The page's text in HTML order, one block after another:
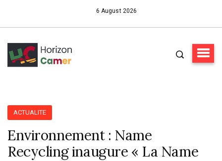
6 August 2026
ACTUALITE
Environnement : Name
Recycling inaugure « La Name